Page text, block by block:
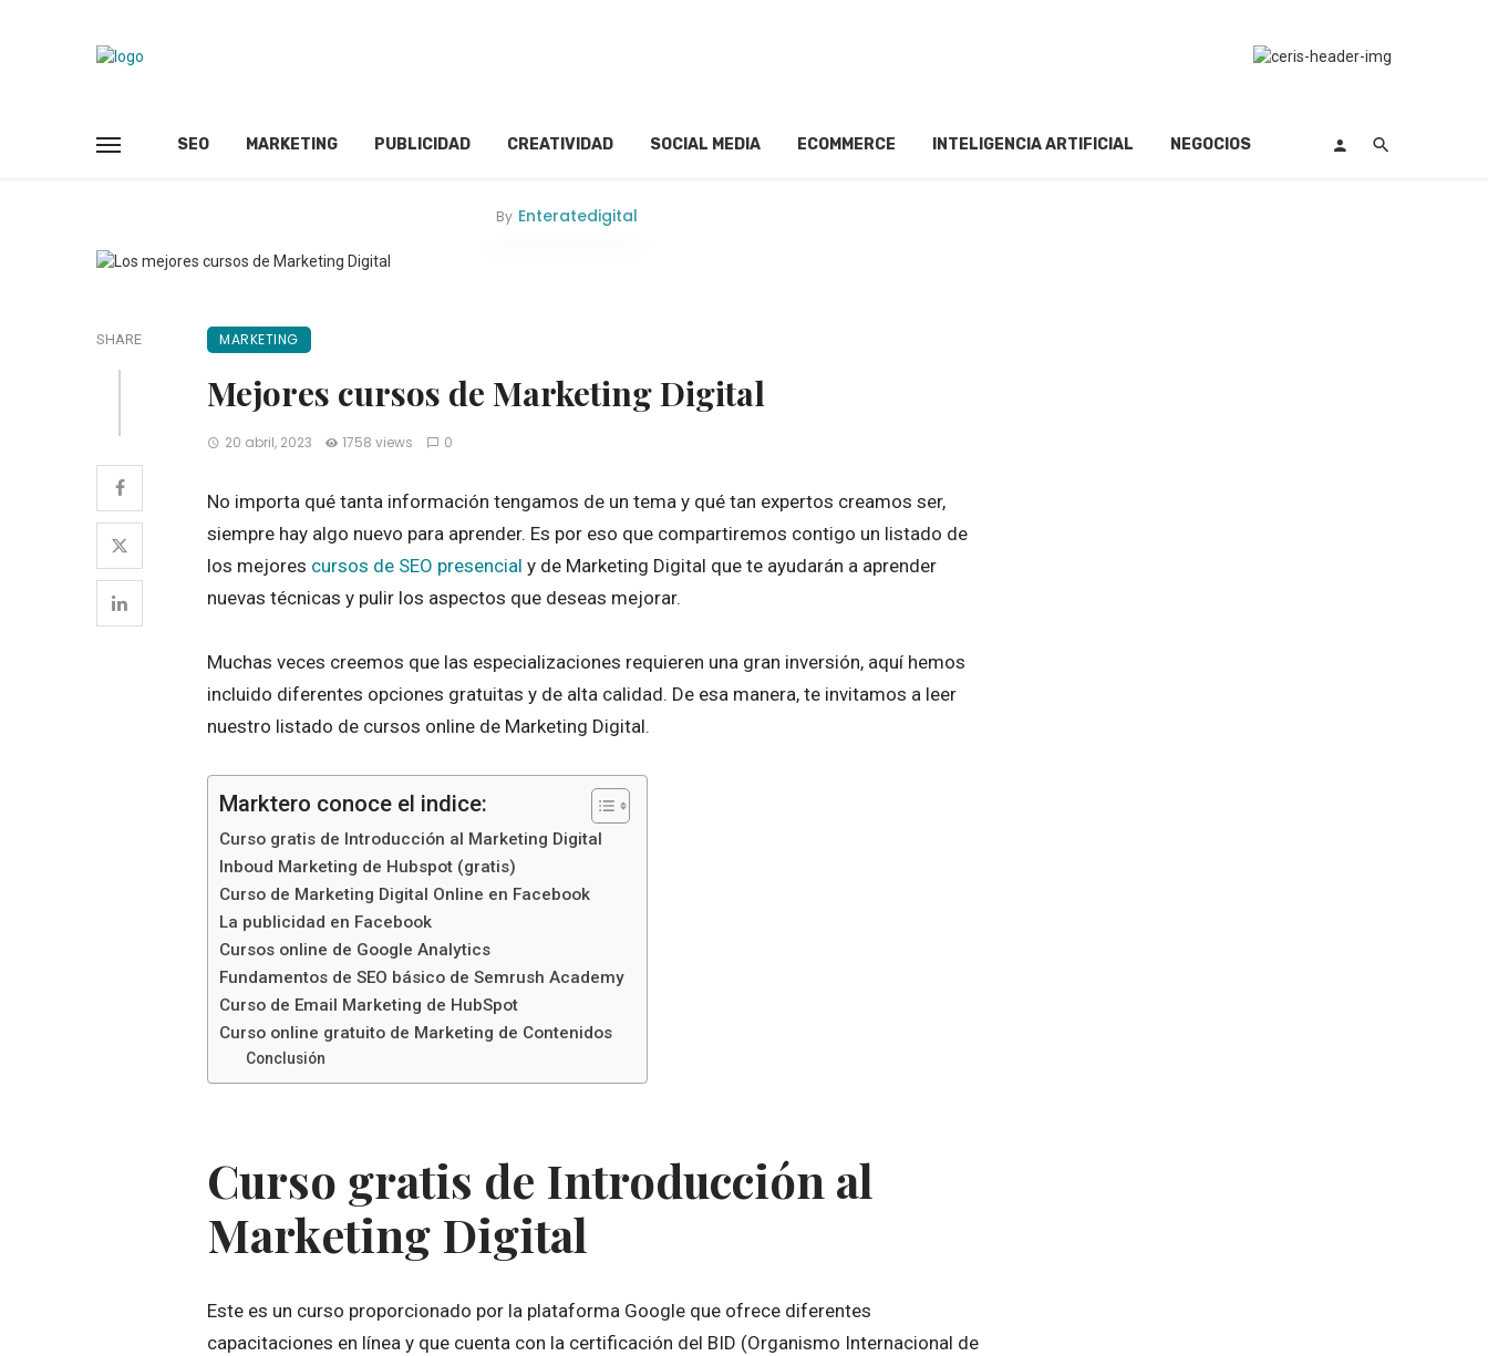
SEO MARKETING PUBLICIDAD CREATIVIDAD SOCIAL MEDIA ECOMMERCE INTELIGENCIA ARTIFICIAL NEGOCIOS
By Enteratedigital
SHARE MARKETING
Mejores cursos de Marketing Digital
20 abril, 2023 1758 views 0
No importa qué tanta información tengamos de un tema y qué tan expertos creamos ser,
siempre hay algo nuevo para aprender. Es por eso que compartiremos contigo un listado de
los mejores cursos de SEO presencial y de Marketing Digital que te ayudarán a aprender
nuevas técnicas y pulir los aspectos que deseas mejorar.
Muchas veces creemos que las especializaciones requieren una gran inversión, aquí hemos
incluido diferentes opciones gratuitas y de alta calidad. De esa manera, te invitamos a leer
nuestro listado de cursos online de Marketing Digital.
Marktero conoce el indice:
Curso gratis de Introducción al Marketing Digital
Inboud Marketing de Hubspot (gratis)
Curso de Marketing Digital Online en Facebook
La publicidad en Facebook
Cursos online de Google Analytics
Fundamentos de SEO básico de Semrush Academy
Curso de Email Marketing de HubSpot
Curso online gratuito de Marketing de Contenidos
Conclusión
Curso gratis de Introducción al
Marketing Digital
Este es un curso proporcionado por la plataforma Google que ofrece diferentes
capacitaciones en línea y que cuenta con la certificación del BID (Organismo Internacional de